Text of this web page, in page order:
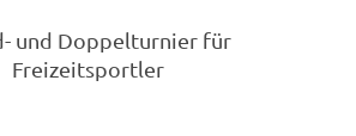
und Doppelturnier für
Freizeitsportler